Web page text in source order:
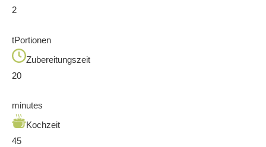
2
tPortionen
Zubereitungszeit
20
minutes
Kochzeit
45